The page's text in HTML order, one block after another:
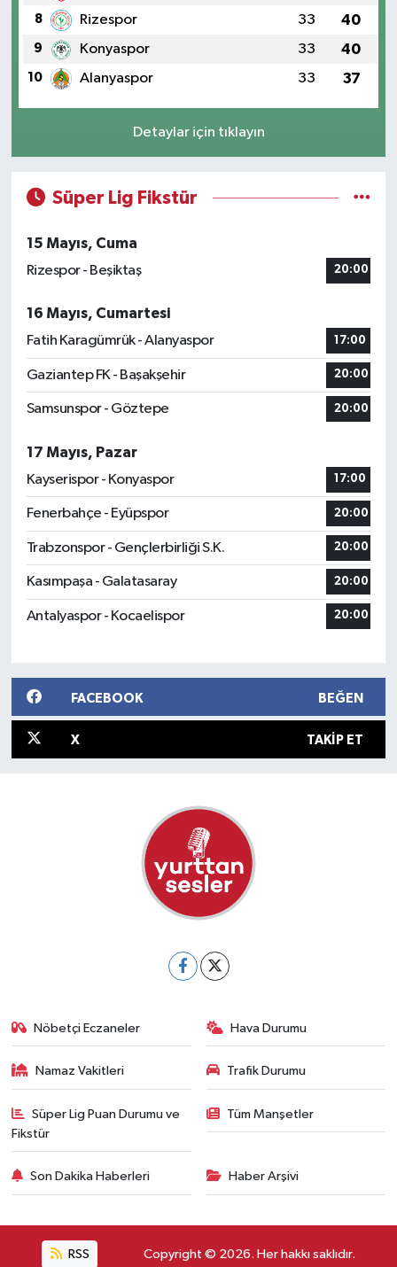
8 Rizespor 33 40
9 Konyaspor 33 40
10 Alanyaspor 33 37
Detaylar için tıklayın
Süper Lig Fikstür
15 Mayıs, Cuma
Rizespor - Beşiktaş
20:00
16 Mayıs, Cumartesi
Fatih Karagümrük - Alanyaspor
17:00
Gaziantep FK - Başakşehir 20:00
Samsunspor - Göztepe 20:00
17 Mayıs, Pazar
Kayserispor - Konyaspor
17:00
Fenerbahçe - Eyüpspor 20:00
Trabzonspor - Gençlerbirliği S.K. 20:00
Kasımpaşa - Galatasaray 20:00
Antalyaspor - Kocaelispor 20:00
FACEBOOK BEĞEN
X TAKIP ET
Nöbetçi Eczaneler Hava Durumu
Namaz Vakitleri Trafik Durumu
Süper Lig Puan Durumu ve
Fikstür
Tüm Manşetler
Son Dakika Haberleri Haber Arşivi
RSS Copyright © 2026. Her hakkı saklıdır.